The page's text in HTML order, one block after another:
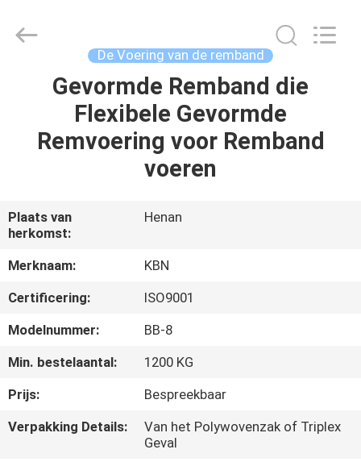
PRODUCTEN
ONS
FABRIEKSREIS
KWALITEITSCONTROLE
CONTACTEER
ONS
De Voering van de remband
Gevormde Remband die
Flexibele Gevormde
Remvoering voor Remband
voeren
Plaats van
herkomst:
Henan
Merknaam:
KBN
Certificering:
ISO9001
Modelnummer:
BB-8
Min. bestelaantal:
1200 KG
Prijs:
Bespreekbaar
Verpakking Details:
Van het Polywovenzak of Triplex
Geval